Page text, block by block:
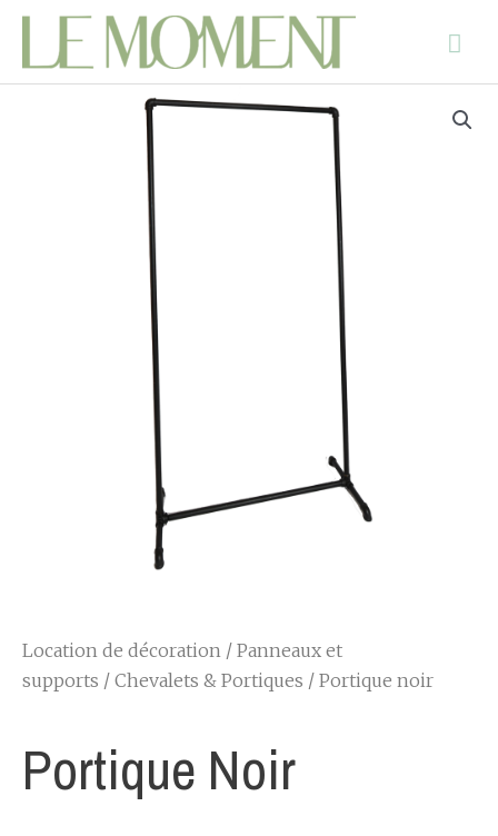
Location de décoration / Panneaux et
supports / Chevalets & Portiques / Portique noir
Portique Noir